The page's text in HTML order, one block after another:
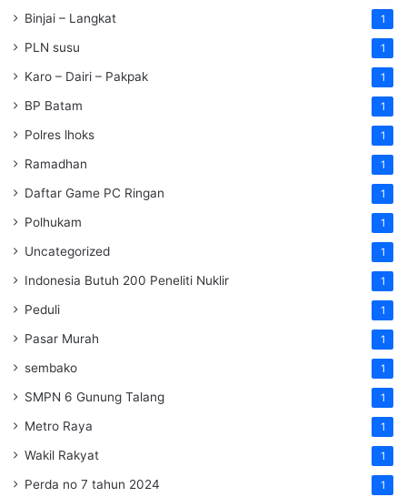
Binjai – Langkat 1
PLN susu 1
Karo – Dairi – Pakpak 1
BP Batam 1
Polres lhoks 1
Ramadhan 1
Daftar Game PC Ringan 1
Polhukam 1
Uncategorized 1
Indonesia Butuh 200 Peneliti Nuklir 1
Peduli 1
Pasar Murah 1
sembako 1
SMPN 6 Gunung Talang 1
Metro Raya 1
Wakil Rakyat 1
Perda no 7 tahun 2024 1